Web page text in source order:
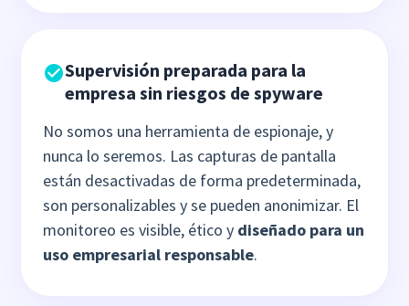
Supervisión preparada para la
empresa sin riesgos de spyware
No somos una herramienta de espionaje, y
nunca lo seremos. Las capturas de pantalla
están desactivadas de forma predeterminada,
son personalizables y se pueden anonimizar. El
monitoreo es visible, ético y diseñado para un
uso empresarial responsable.